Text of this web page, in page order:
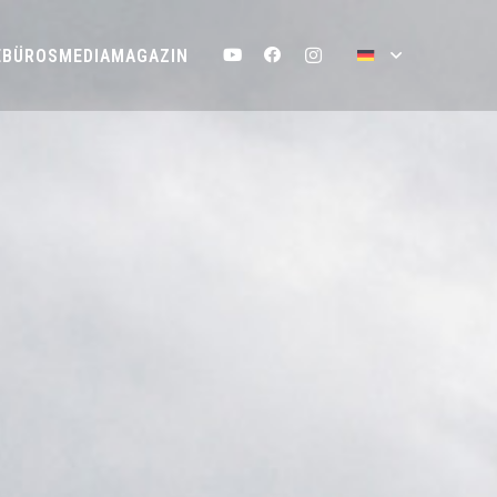
MEDIAMAGAZIN